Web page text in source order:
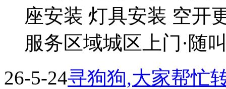
座安装 灯具安装 空开
服务区域城区上门·随
26-5-24寻狗狗,大家帮忙